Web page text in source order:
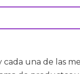
una de las